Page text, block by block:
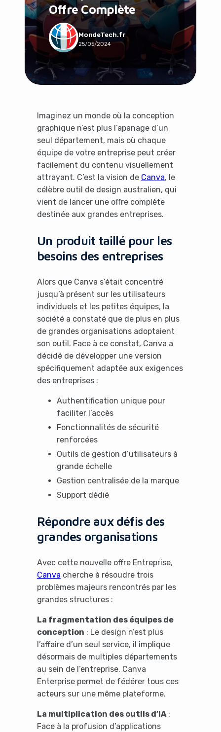
Offre Complète
MondeTech.fr
25/05/2024
Imaginez un monde où la conception
graphique n’est plus l’apanage d’un
seul département, mais où chaque
équipe de votre entreprise peut créer
facilement du contenu visuellement
attrayant. C’est la vision de Canva, le
célèbre outil de design australien, qui
vient de lancer une offre complète
destinée aux grandes entreprises.
Un produit taillé pour les
besoins des entreprises
Alors que Canva s’était concentré
jusqu’à présent sur les utilisateurs
individuels et les petites équipes, la
société a constaté que de plus en plus
de grandes organisations adoptaient
son outil. Face à ce constat, Canva a
décidé de développer une version
spécifiquement adaptée aux exigences
des entreprises :
Authentification unique pour
faciliter l’accès
Fonctionnalités de sécurité
renforcées
Outils de gestion d’utilisateurs à
grande échelle
Gestion centralisée de la marque
Support dédié
Répondre aux défis des
grandes organisations
Avec cette nouvelle offre Entreprise,
Canva cherche à résoudre trois
problèmes majeurs rencontrés par les
grandes structures :
La fragmentation des équipes de
conception : Le design n’est plus
l’affaire d’un seul service, il implique
désormais de multiples départements
au sein de l’entreprise. Canva
Enterprise permet de fédérer tous ces
acteurs sur une même plateforme.
La multiplication des outils d’IA:
Face à la profusion d’applications
Social & Communauté
Tech & Développement
Travail & Productivité
Voyage